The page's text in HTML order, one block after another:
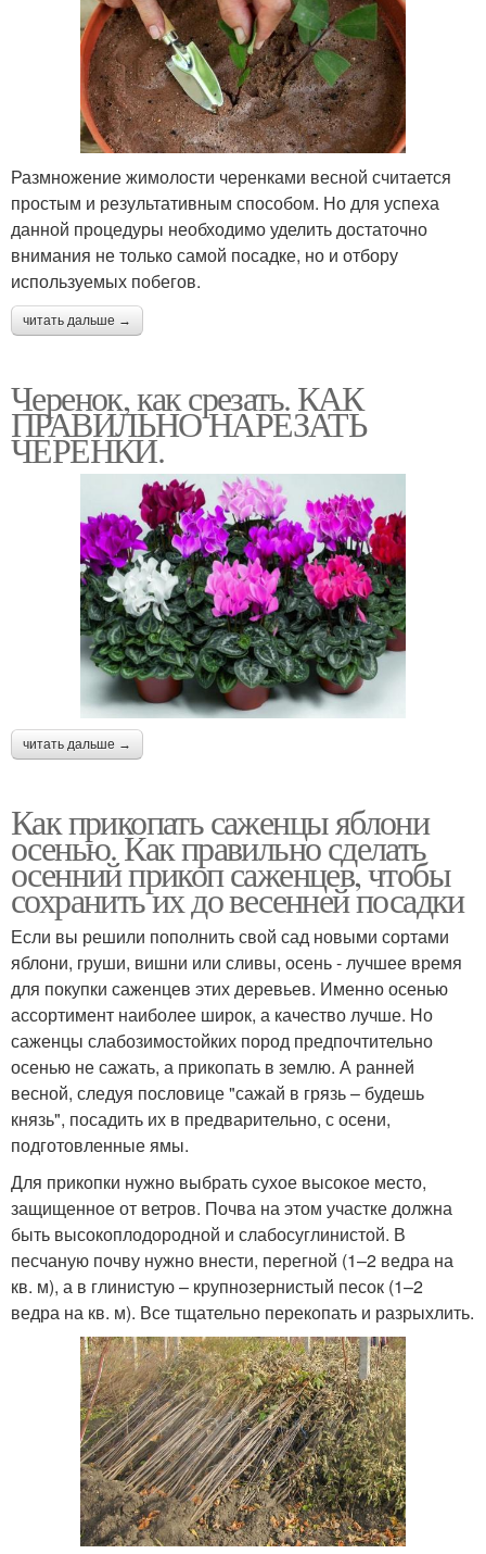
Размножение жимолости черенками весной считается
простым и результативным способом. Но для успеха
данной процедуры необходимо уделить достаточно
внимания не только самой посадке, но и отбору
используемых побегов.
читать дальше →
Черенок, как срезать. КАК
ПРАВИЛЬНО НАРЕЗАТЬ
ЧЕРЕНКИ.
читать дальше →
Как прикопать саженцы яблони
осенью. Как правильно сделать
осенний прикоп саженцев, чтобы
сохранить их до весенней посадки
Если вы решили пополнить свой сад новыми сортами
яблони, груши, вишни или сливы, осень - лучшее время
для покупки саженцев этих деревьев. Именно осенью
ассортимент наиболее широк, а качество лучше. Но
саженцы слабозимостойких пород предпочтительно
осенью не сажать, а прикопать в землю. А ранней
весной, следуя пословице "сажай в грязь – будешь
князь", посадить их в предварительно, с осени,
подготовленные ямы.
Для прикопки нужно выбрать сухое высокое место,
защищенное от ветров. Почва на этом участке должна
быть высокоплодородной и слабосуглинистой. В
песчаную почву нужно внести, перегной (1–2 ведра на
кв. м), а в глинистую – крупнозернистый песок (1–2
ведра на кв. м). Все тщательно перекопать и разрыхлить.